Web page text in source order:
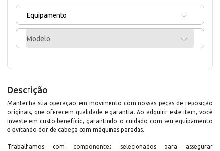
Equipamento
Modelo
Descrição
Mantenha sua operação em movimento com nossas peças de reposição
originais, que oferecem qualidade e garantia. Ao adquirir este item, você
investe em custo-benefício, garantindo o cuidado com seu equipamento
e evitando dor de cabeça com máquinas paradas.
Trabalhamos com componentes selecionados para assegurar